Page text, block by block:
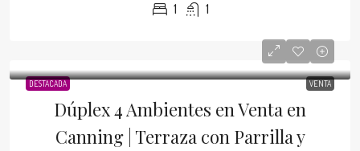
1 1
DESTACADA VENTA
Dúplex 4 Ambientes en Venta en
Canning | Terraza con Parrilla y